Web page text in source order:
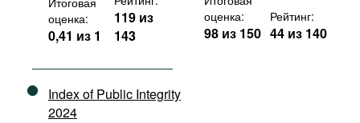
оценка:
0,41 из 1
119 из
143
оценка:
98 из 150
Рейтинг:
44 из 140
Index of Public Integrity
2024